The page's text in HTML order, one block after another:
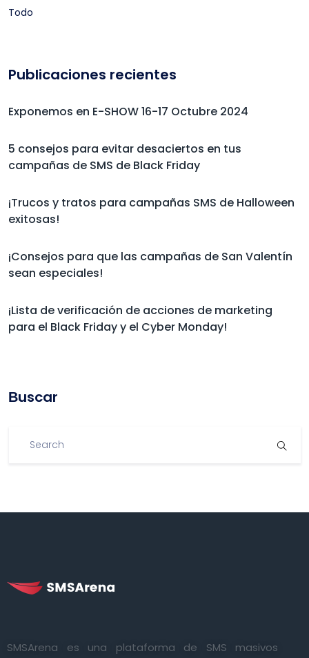
Todo
Publicaciones recientes
Exponemos en E-SHOW 16-17 Octubre 2024
5 consejos para evitar desaciertos en tus
campañas de SMS de Black Friday
¡Trucos y tratos para campañas SMS de Halloween
exitosas!
¡Consejos para que las campañas de San Valentín
sean especiales!
¡Lista de verificación de acciones de marketing
para el Black Friday y el Cyber Monday!
Βuscar
SMSArena es una plataforma de SMS masivos